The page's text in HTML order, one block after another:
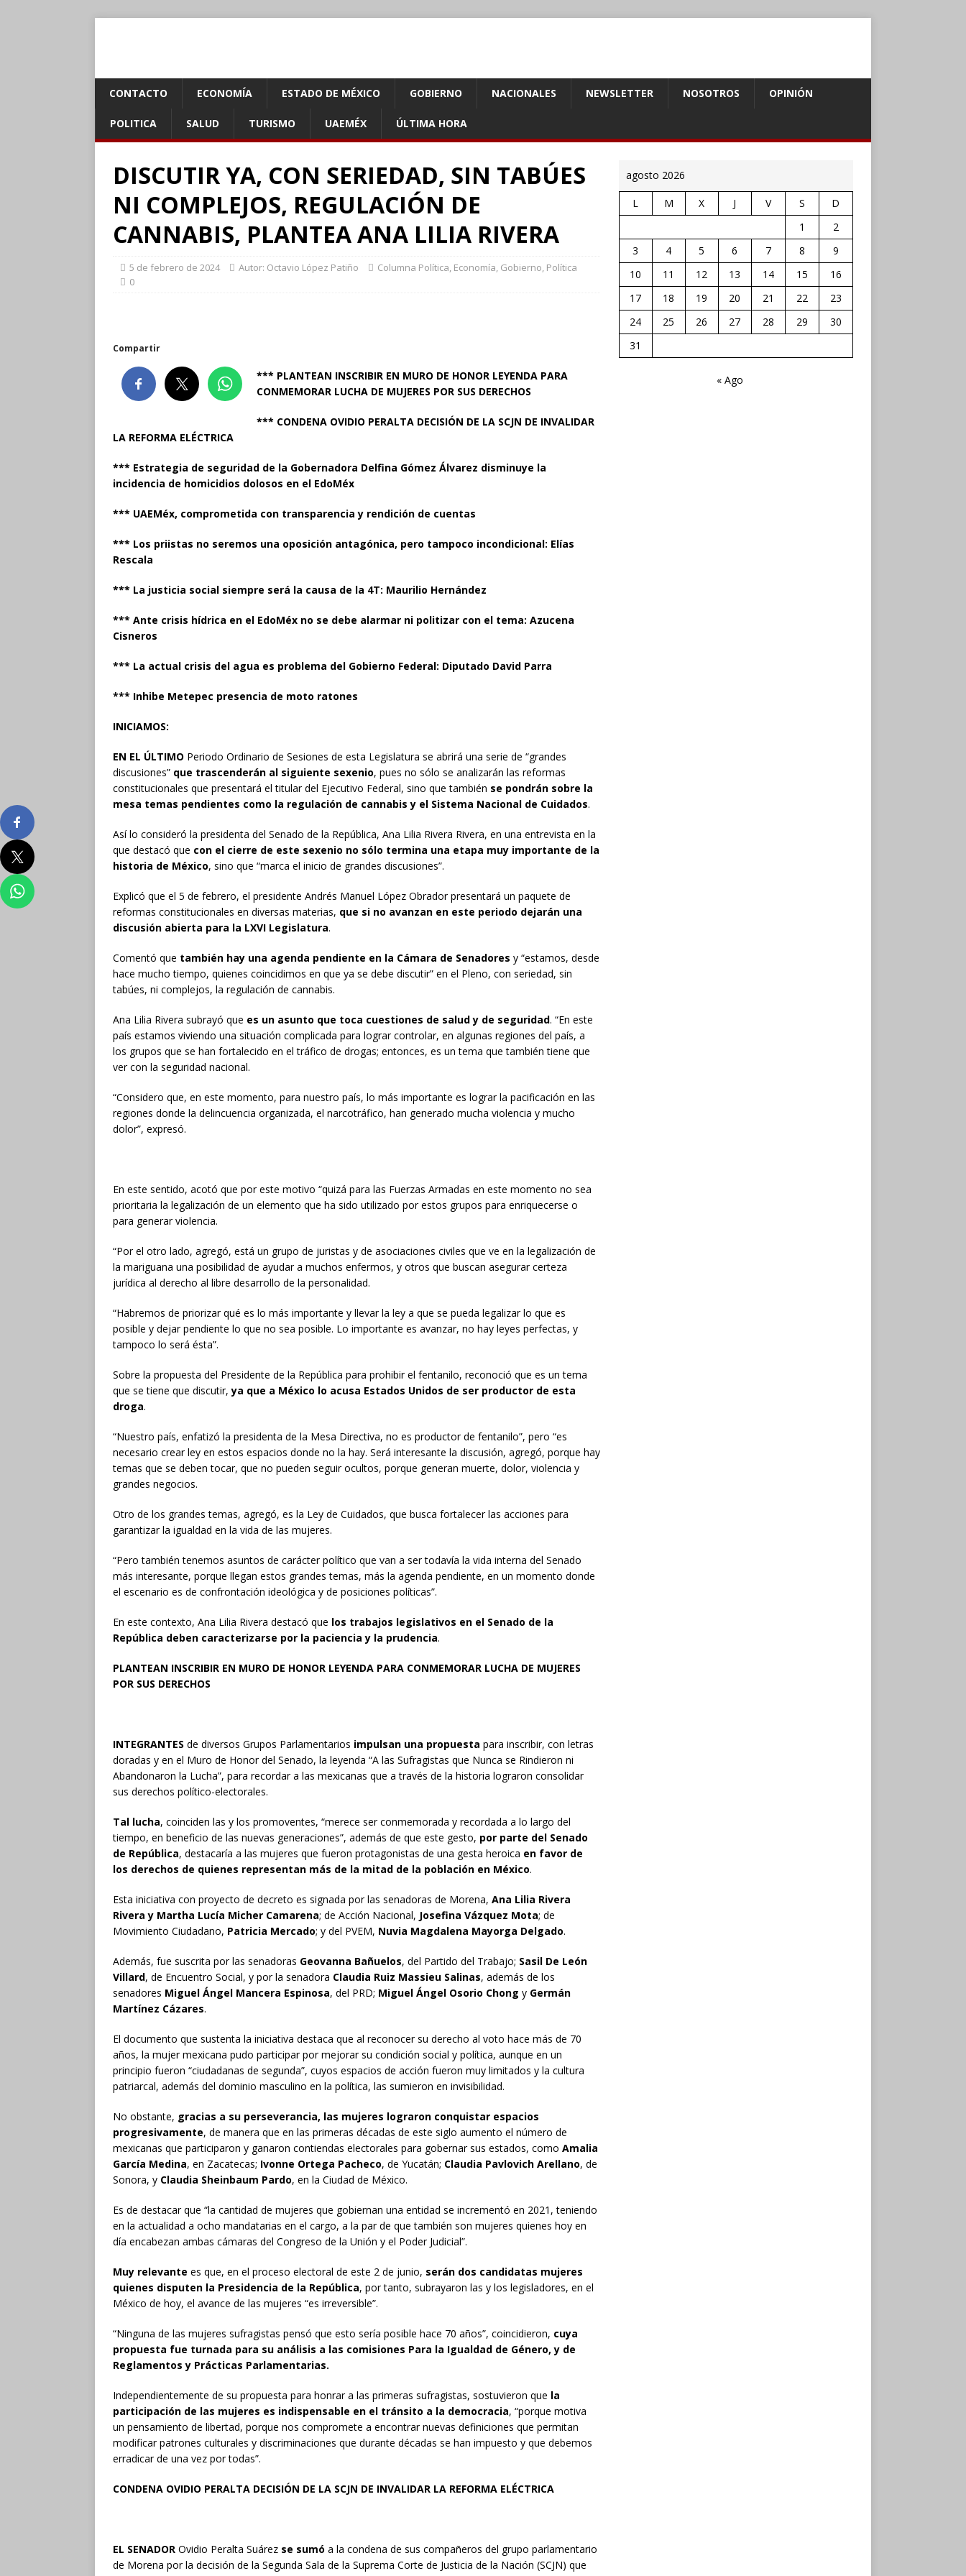
CONTACTO ECONOMÍA ESTADO DE MÉXICO GOBIERNO NACIONALES NEWSLETTER NOSOTROS OPINIÓN
POLITICA SALUD TURISMO UAEMÉX ÚLTIMA HORA
DISCUTIR YA, CON SERIEDAD, SIN TABÚES
NI COMPLEJOS, REGULACIÓN DE
CANNABIS, PLANTEA ANA LILIA RIVERA
5 de febrero de 2024 Autor: Octavio López Patiño Columna Política, Economía, Gobierno, Política
0
Compartir
*** PLANTEAN INSCRIBIR EN MURO DE HONOR LEYENDA PARA
CONMEMORAR LUCHA DE MUJERES POR SUS DERECHOS
*** CONDENA OVIDIO PERALTA DECISIÓN DE LA SCJN DE INVALIDAR
LA REFORMA ELÉCTRICA
*** Estrategia de seguridad de la Gobernadora Delfina Gómez Álvarez disminuye la
incidencia de homicidios dolosos en el EdoMéx
*** UAEMéx, comprometida con transparencia y rendición de cuentas
*** Los priistas no seremos una oposición antagónica, pero tampoco incondicional: Elías
Rescala
*** La justicia social siempre será la causa de la 4T: Maurilio Hernández
*** Ante crisis hídrica en el EdoMéx no se debe alarmar ni politizar con el tema: Azucena
Cisneros
*** La actual crisis del agua es problema del Gobierno Federal: Diputado David Parra
*** Inhibe Metepec presencia de moto ratones
INICIAMOS:
EN EL ÚLTIMO Periodo Ordinario de Sesiones de esta Legislatura se abrirá una serie de “grandes
discusiones” que trascenderán al siguiente sexenio, pues no sólo se analizarán las reformas
constitucionales que presentará el titular del Ejecutivo Federal, sino que también se pondrán sobre la
mesa temas pendientes como la regulación de cannabis y el Sistema Nacional de Cuidados.
Así lo consideró la presidenta del Senado de la República, Ana Lilia Rivera Rivera, en una entrevista en la
que destacó que con el cierre de este sexenio no sólo termina una etapa muy importante de la
historia de México, sino que “marca el inicio de grandes discusiones”.
Explicó que el 5 de febrero, el presidente Andrés Manuel López Obrador presentará un paquete de
reformas constitucionales en diversas materias, que si no avanzan en este periodo dejarán una
discusión abierta para la LXVI Legislatura.
Comentó que también hay una agenda pendiente en la Cámara de Senadores y “estamos, desde
hace mucho tiempo, quienes coincidimos en que ya se debe discutir” en el Pleno, con seriedad, sin
tabúes, ni complejos, la regulación de cannabis.
Ana Lilia Rivera subrayó que es un asunto que toca cuestiones de salud y de seguridad. “En este
país estamos viviendo una situación complicada para lograr controlar, en algunas regiones del país, a
los grupos que se han fortalecido en el tráfico de drogas; entonces, es un tema que también tiene que
ver con la seguridad nacional.
“Considero que, en este momento, para nuestro país, lo más importante es lograr la pacificación en las
regiones donde la delincuencia organizada, el narcotráfico, han generado mucha violencia y mucho
dolor”, expresó.
En este sentido, acotó que por este motivo “quizá para las Fuerzas Armadas en este momento no sea
prioritaria la legalización de un elemento que ha sido utilizado por estos grupos para enriquecerse o
para generar violencia.
“Por el otro lado, agregó, está un grupo de juristas y de asociaciones civiles que ve en la legalización de
la mariguana una posibilidad de ayudar a muchos enfermos, y otros que buscan asegurar certeza
jurídica al derecho al libre desarrollo de la personalidad.
“Habremos de priorizar qué es lo más importante y llevar la ley a que se pueda legalizar lo que es
posible y dejar pendiente lo que no sea posible. Lo importante es avanzar, no hay leyes perfectas, y
tampoco lo será ésta”.
Sobre la propuesta del Presidente de la República para prohibir el fentanilo, reconoció que es un tema
que se tiene que discutir,ya que a México lo acusa Estados Unidos de ser productor de esta
droga.
“Nuestro país, enfatizó la presidenta de la Mesa Directiva, no es productor de fentanilo”, pero “es
necesario crear ley en estos espacios donde no la hay. Será interesante la discusión, agregó, porque hay
temas que se deben tocar, que no pueden seguir ocultos, porque generan muerte, dolor, violencia y
grandes negocios.
Otro de los grandes temas, agregó, es la Ley de Cuidados, que busca fortalecer las acciones para
garantizar la igualdad en la vida de las mujeres.
“Pero también tenemos asuntos de carácter político que van a ser todavía la vida interna del Senado
más interesante, porque llegan estos grandes temas, más la agenda pendiente, en un momento donde
el escenario es de confrontación ideológica y de posiciones políticas”.
En este contexto, Ana Lilia Rivera destacó que los trabajos legislativos en el Senado de la
República deben caracterizarse por la paciencia y la prudencia.
PLANTEAN INSCRIBIR EN MURO DE HONOR LEYENDA PARA CONMEMORAR LUCHA DE MUJERES
POR SUS DERECHOS
INTEGRANTES de diversos Grupos Parlamentarios impulsan una propuesta para inscribir, con letras
doradas y en el Muro de Honor del Senado, la leyenda “A las Sufragistas que Nunca se Rindieron ni
Abandonaron la Lucha”, para recordar a las mexicanas que a través de la historia lograron consolidar
sus derechos político-electorales.
Tal lucha, coinciden las y los promoventes, “merece ser conmemorada y recordada a lo largo del
tiempo, en beneficio de las nuevas generaciones”, además de que este gesto, por parte del Senado
de República, destacaría a las mujeres que fueron protagonistas de una gesta heroica en favor de
los derechos de quienes representan más de la mitad de la población en México.
Esta iniciativa con proyecto de decreto es signada por las senadoras de Morena, Ana Lilia Rivera
Rivera y Martha Lucía Micher Camarena; de Acción Nacional, Josefina Vázquez Mota; de
Movimiento Ciudadano, Patricia Mercado; y del PVEM, Nuvia Magdalena Mayorga Delgado.
Además, fue suscrita por las senadoras Geovanna Bañuelos, del Partido del Trabajo; Sasil De León
Villard, de Encuentro Social, y por la senadora Claudia Ruiz Massieu Salinas, además de los
senadores Miguel Ángel Mancera Espinosa, del PRD; Miguel Ángel Osorio Chong y Germán
Martínez Cázares.
El documento que sustenta la iniciativa destaca que al reconocer su derecho al voto hace más de 70
años, la mujer mexicana pudo participar por mejorar su condición social y política, aunque en un
principio fueron “ciudadanas de segunda”, cuyos espacios de acción fueron muy limitados y la cultura
patriarcal, además del dominio masculino en la política, las sumieron en invisibilidad.
No obstante, gracias a su perseverancia, las mujeres lograron conquistar espacios
progresivamente, de manera que en las primeras décadas de este siglo aumento el número de
mexicanas que participaron y ganaron contiendas electorales para gobernar sus estados, como Amalia
García Medina, en Zacatecas; Ivonne Ortega Pacheco, de Yucatán; Claudia Pavlovich Arellano, de
Sonora, y Claudia Sheinbaum Pardo, en la Ciudad de México.
Es de destacar que “la cantidad de mujeres que gobiernan una entidad se incrementó en 2021, teniendo
en la actualidad a ocho mandatarias en el cargo, a la par de que también son mujeres quienes hoy en
día encabezan ambas cámaras del Congreso de la Unión y el Poder Judicial”.
Muy relevante es que, en el proceso electoral de este 2 de junio, serán dos candidatas mujeres
quienes disputen la Presidencia de la República, por tanto, subrayaron las y los legisladores, en el
México de hoy, el avance de las mujeres “es irreversible”.
“Ninguna de las mujeres sufragistas pensó que esto sería posible hace 70 años”, coincidieron, cuya
propuesta fue turnada para su análisis a las comisiones Para la Igualdad de Género, y de
Reglamentos y Prácticas Parlamentarias.
Independientemente de su propuesta para honrar a las primeras sufragistas, sostuvieron que la
participación de las mujeres es indispensable en el tránsito a la democracia, “porque motiva
un pensamiento de libertad, porque nos compromete a encontrar nuevas definiciones que permitan
modificar patrones culturales y discriminaciones que durante décadas se han impuesto y que debemos
erradicar de una vez por todas”.
CONDENA OVIDIO PERALTA DECISIÓN DE LA SCJN DE INVALIDAR LA REFORMA ELÉCTRICA
EL SENADOR Ovidio Peralta Suárez se sumó a la condena de sus compañeros del grupo parlamentario
de Morena por la decisión de la Segunda Sala de la Suprema Corte de Justicia de la Nación (SCJN) que
agosto 2026
L M X J V S
D
1
2
3
4 5 6 7 8
9
10
11 12 13 14 15
16
17
18 19 20 21 22
23
24
25 26 27 28 29
30
31
« Ago